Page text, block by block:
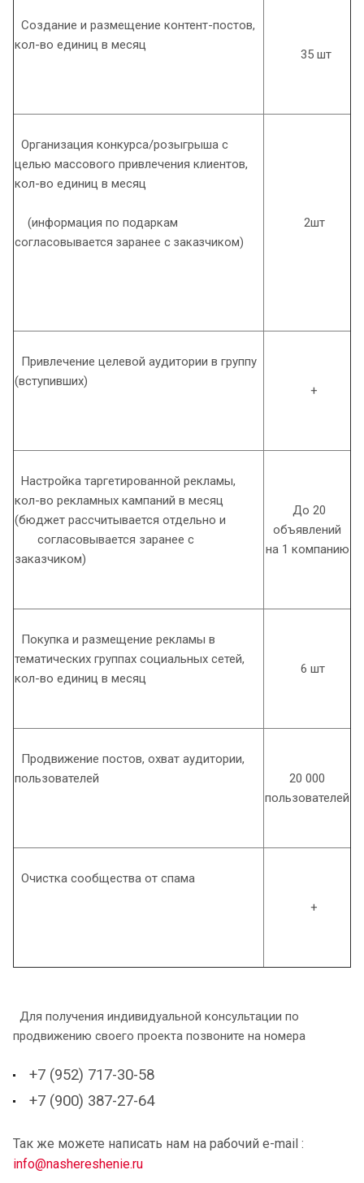
Создание и размещение контент-постов,
кол-во единиц в месяц
35 шт
Организация конкурса/розыгрыша с
целью массового привлечения клиентов,
кол-во единиц в месяц
(информация по подаркам
согласовывается заранее с заказчиком)
2шт
Привлечение целевой аудитории в группу
(вступивших)
+
Настройка таргетированной рекламы,
кол-во рекламных кампаний в месяц
(бюджет рассчитывается отдельно и
согласовывается заранее с
заказчиком)
До 20
объявлений
на 1 компанию
Покупка и размещение рекламы в
тематических группах социальных сетей,
кол-во единиц в месяц
6 шт
Продвижение постов, охват аудитории,
пользователей
20 000
пользователей
Очистка сообщества от спама
+
Для получения индивидуальной консультации по
продвижению своего проекта позвоните на номера
+7 (952) 717-30-58
+7 (900) 387-27-64
Так же можете написать нам на рабочий e-mail :
info@nashereshenie.ru